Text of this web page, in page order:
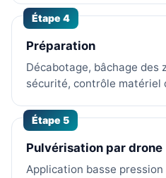
Étape 4
Préparation
Décabotage, bâchage des
sécurité, contrôle matériel
Étape 5
Pulvérisation par drone
Application basse